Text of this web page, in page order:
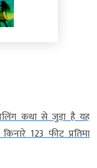
कथा से जुड़ा है यह
123 फीट प्रतिमा